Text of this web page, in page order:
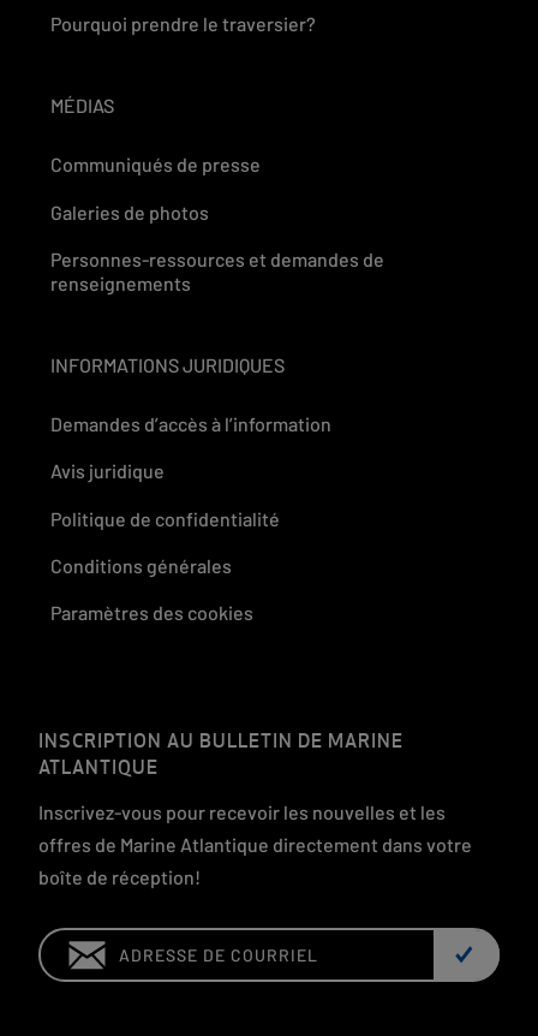
Pourquoi prendre le traversier?
MÉDIAS
Communiqués de presse
Galeries de photos
Personnes-ressources et demandes de
renseignements
INFORMATIONS JURIDIQUES
Demandes d’accès à l’information
Avis juridique
Politique de confidentialité
Conditions générales
Paramètres des cookies
INSCRIPTION AU BULLETIN DE MARINE
ATLANTIQUE
Inscrivez-vous pour recevoir les nouvelles et les
offres de Marine Atlantique directement dans votre
boîte de réception!
Email: